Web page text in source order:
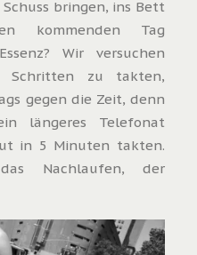
bringen, ins Bett
kommenden Tag
Wir versuchen
Schritten zu takten,
gegen die Zeit, denn
längeres Telefonat
in 5 Minuten takten.
Nachlaufen, der